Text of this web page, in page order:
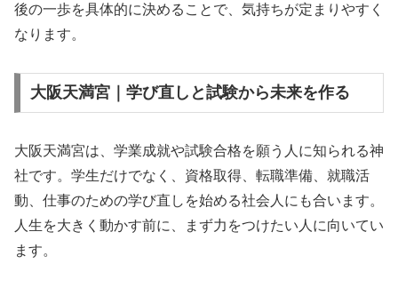
後の一歩を具体的に決めることで、気持ちが定まりやすく
なります。
大阪天満宮｜学び直しと試験から未来を作る
大阪天満宮は、学業成就や試験合格を願う人に知られる神
社です。学生だけでなく、資格取得、転職準備、就職活
動、仕事のための学び直しを始める社会人にも合います。
人生を大きく動かす前に、まず力をつけたい人に向いてい
ます。